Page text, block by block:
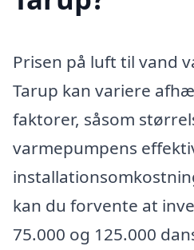
Prisen på luft til vand
Tarup kan variere
faktorer, såsom
varmepumpens
kan du forvente at
75.000 og 125.000